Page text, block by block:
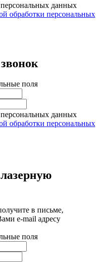
данных
обработки персональных
поля
данных
обработки персональных
в письме,
e-mail адресу
поля